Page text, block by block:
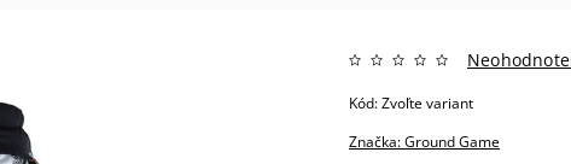
Značka:Ground Game
Kód:Zvoľte variant